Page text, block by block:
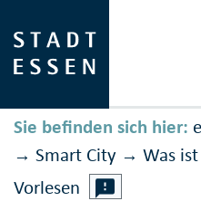
Sie befinden sich hier:
→ Smart City → Was
Vorlesen